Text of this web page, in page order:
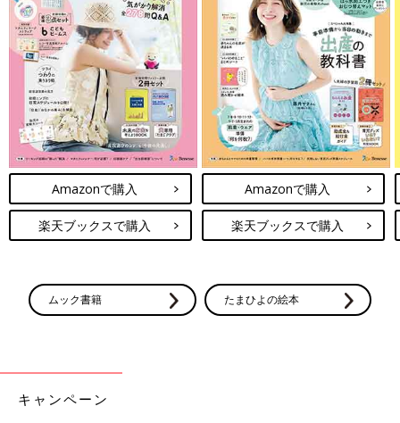
Amazonで購入
楽天ブックスで購入
Amazonで購入
楽天ブックスで購入
ムック書籍 たまひよの絵本
キャンペーン